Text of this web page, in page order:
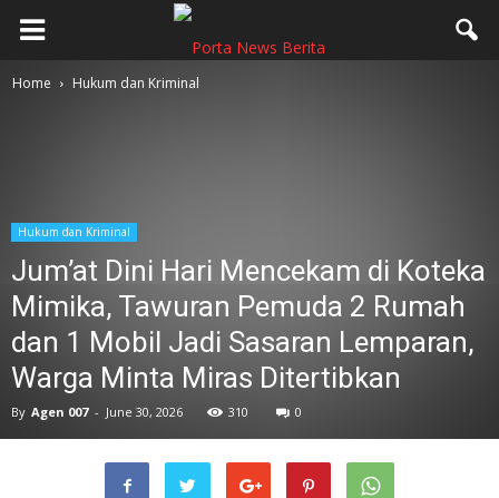
Home Hukum dan Kriminal
Hukum dan Kriminal
Jum’at Dini Hari Mencekam di Koteka
Mimika, Tawuran Pemuda 2 Rumah
dan 1 Mobil Jadi Sasaran Lemparan,
Warga Minta Miras Ditertibkan
By Agen 007 - June 30, 2026 310 0